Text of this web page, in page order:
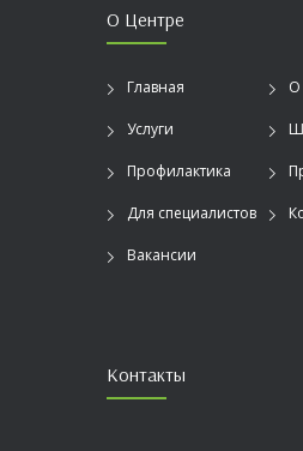
О Центре
Главная О
Услуги
Профилактика
Для специалистов
Вакансии
Контакты